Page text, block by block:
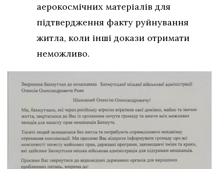
аерокосмічних матеріалів для
підтвердження факту руйнування
житла, коли інші докази отримати
неможливо.